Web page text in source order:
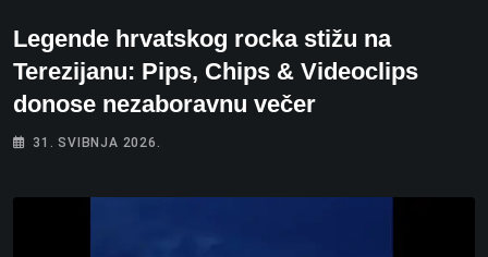
Legende hrvatskog rocka stižu na
Terezijanu: Pips, Chips & Videoclips
donose nezaboravnu večer
31. SVIBNJA 2026.